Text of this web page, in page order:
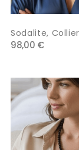
Sodalite,
98,00 €